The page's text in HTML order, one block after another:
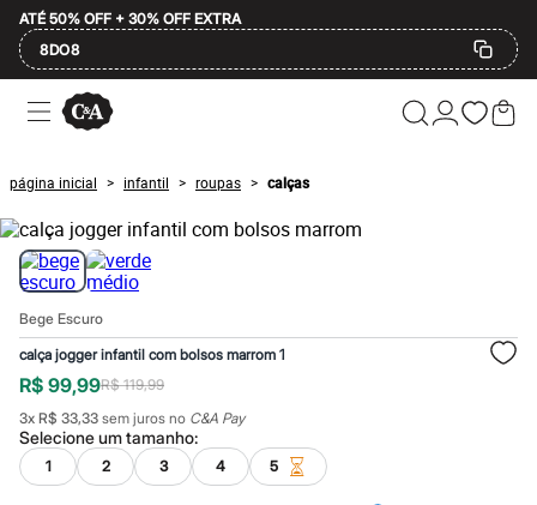
ATÉ 50% OFF + 30% OFF EXTRA
8DO8
Ofertas
Compre por Departamento
Masculino
Infantil
Calçados
Plus Size
2 calçados por R$189
2 peças por R$199
3 itens de beleza por R$129
Até 20% off
Até 40% off
Até 60% off
A partir de 60% off
Feminino
Em alta
Inverno
página inicial > infantil > roupas > calças
Bege Escuro
calça jogger infantil com bolsos marrom 1
R$ 99,99R$ 119,99
3x R$ 33,33 sem juros no C&A Pay
Selecione umtamanho:
1 2 3 4 5